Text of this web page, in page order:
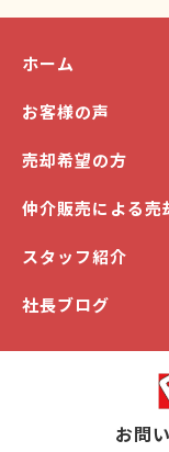
ホーム
お客様の声
売却希望の方
仲介販売による売
スタッフ紹介
社長ブログ
お問